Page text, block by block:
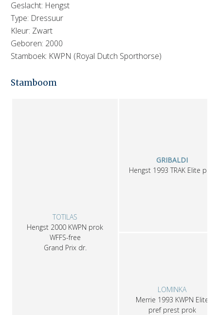
Geslacht: Hengst
Type: Dressuur
Kleur: Zwart
Geboren: 2000
Stamboek: KWPN (Royal Dutch Sporthorse)
Stamboom
TOTILAS
Hengst 2000 KWPN prok
WFFS-free
Grand Prix dr.
GRIBALDI
Hengst 1993TRAK Elite pref
LOMINKA
Merrie 1993 KWPN Elite
pref prest prok